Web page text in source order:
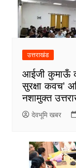
उत्तराखंड
आईजी कुमाऊँ
सुरक्षा कवच’
नशामुक्त
देवभूमि खबर